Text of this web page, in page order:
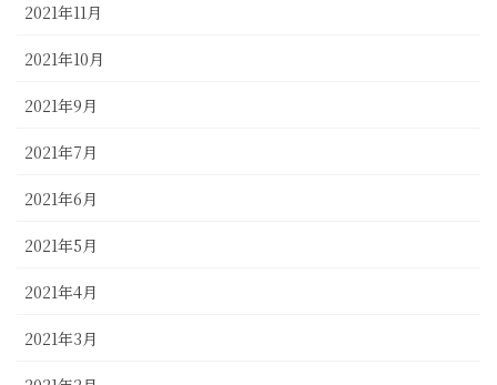
2021年11月
2021年10月
2021年9月
2021年7月
2021年6月
2021年5月
2021年4月
2021年3月